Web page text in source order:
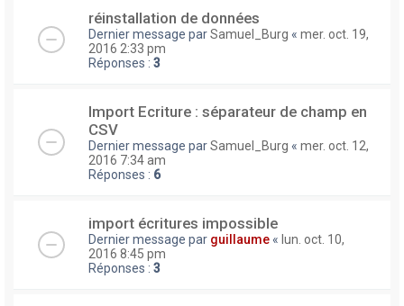
réinstallation de données
Dernier message parSamuel_Burg « mer. oct. 19,
2016 2:33 pm
Réponses : 3
Import Ecriture : séparateur de champ en
CSV
Dernier message parSamuel_Burg « mer. oct. 12,
2016 7:34 am
Réponses : 6
import écritures impossible
Dernier message par guillaume « lun. oct. 10,
2016 8:45 pm
Réponses : 3